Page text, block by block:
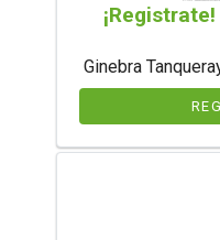
Ginebra